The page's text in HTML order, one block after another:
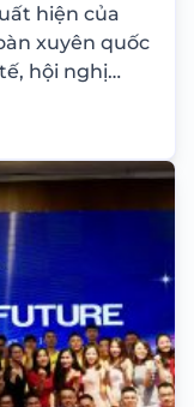
hiện của
xuyên quốc
hội nghị